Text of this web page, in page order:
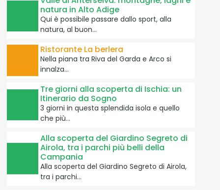
natura in Alto Adige
Qui è possibile passare dallo sport, alla
natura, al buon…
Ristorante La berlera
Nella piana tra Riva del Garda e Arco si
innalza…
Tre giorni alla scoperta di Ischia: un
Itinerario da Sogno
3 giorni in questa splendida isola e quello
che più…
Alla scoperta del Giardino Segreto di
Airola, tra i parchi più belli della
Campania
Alla scoperta del Giardino Segreto di Airola,
tra i parchi…